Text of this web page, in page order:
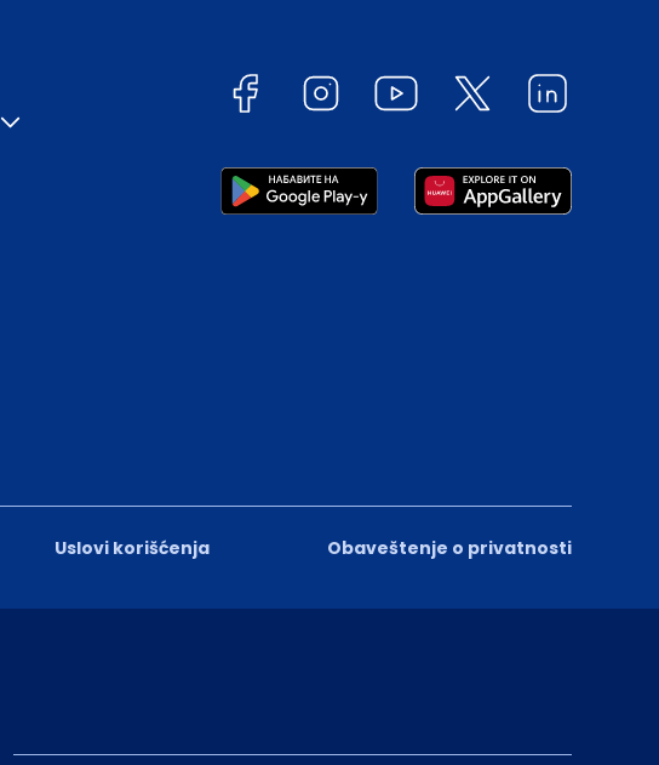
Uslovi korišćenja Obaveštenje o privatnosti